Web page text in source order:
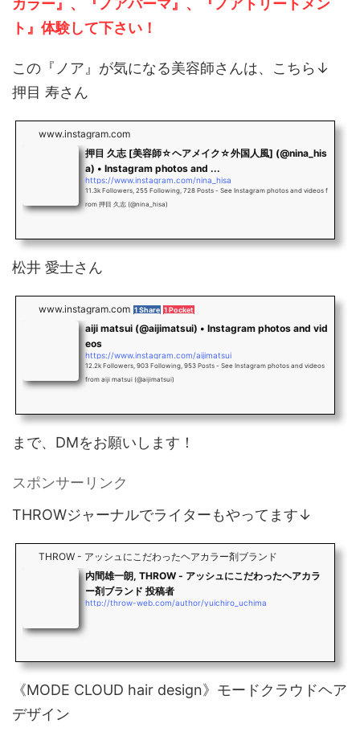
カラー』、『ノアパーマ』、『ノアトリートメン
ト』体験して下さい！
この『ノア』が気になる美容師さんは、こちら↓
押目 寿さん
www.instagram.com
押目 久志 [美容師☆ヘアメイク☆外国人風] (@nina_his
a) • Instagram photos and ...
https://www.instagram.com/nina_hisa
11.3k Followers, 255 Following, 728 Posts - See Instagram photos and videos f
rom 押目 久志 (@nina_hisa)
松井 愛士さん
www.instagram.com 1 Share 1 Pocket
aiji matsui (@aijimatsui) • Instagram photos and vid
eos
https://www.instagram.com/aijimatsui
12.2k Followers, 903 Following, 953 Posts - See Instagram photos and videos
from aiji matsui (@aijimatsui)
まで、DMをお願いします！
スポンサーリンク
THROWジャーナルでライターもやってます↓
THROW - アッシュにこだわったヘアカラー剤ブランド
内間雄一朗, THROW - アッシュにこだわったヘアカラ
ー剤ブランド 投稿者
http://throw-web.com/author/yuichiro_uchima
《MODE CLOUD hair design》モードクラウドヘア
デザイン